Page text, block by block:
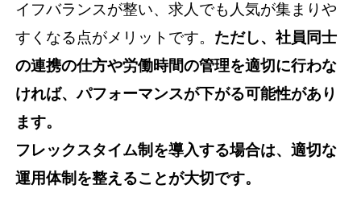
イフバランスが整い、求人でも人気が集まりや
すくなる点がメリットです。 ただし、社員同士
の連携の仕方や労働時間の管理を適切に行わな
ければ、パフォーマンスが下がる可能性があり
ます。
フレックスタイム制を導入する場合は、適切な
運用体制を整えることが大切です。